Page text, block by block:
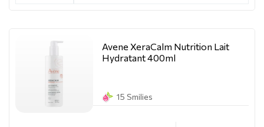
Avene XeraCalm Nutrition Lait
Hydratant 400ml
15 Smilies